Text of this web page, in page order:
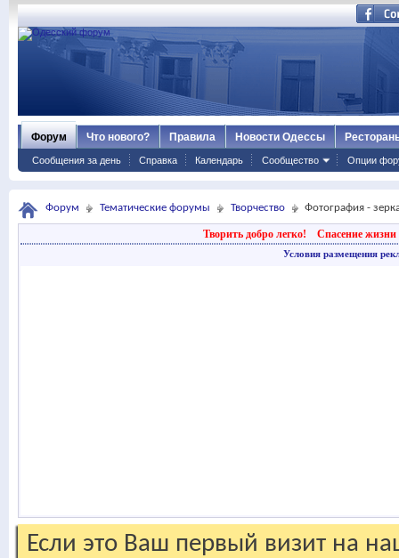
Форум
Сообщения за день Справка Календарь Сообщество Опции
Что нового? Правила Новости Одессы
Форум Тематические форумы Творчество Фотография -
Творить добро легко! Спасение жизни
Условия размещения
Если это Ваш первый визит на